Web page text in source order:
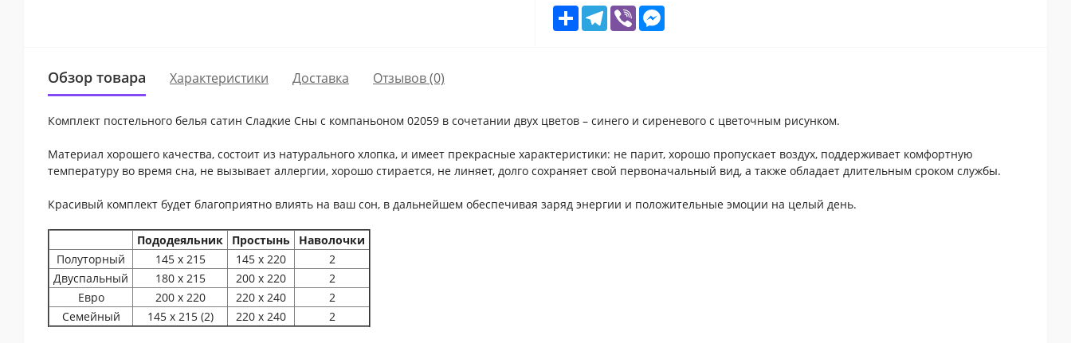
Share Telegram
Viber
Обзор товара Характеристики Доставка Отзывов (0)
Комплект постельного белья сатин Сладкие Сны с компаньоном 02059 в сочетании двух цветов – синего и сиреневого с цветочным рисунком.
Материал хорошего качества, состоит из натурального хлопка, и имеет прекрасные характеристики: не парит, хорошо пропускает воздух, поддерживает комфортную
температуру во время сна, не вызывает аллергии, хорошо стирается, не линяет, долго сохраняет свой первоначальный вид, а также обладает длительным сроком службы.
Красивый комплект будет благоприятно влиять на ваш сон, в дальнейшем обеспечивая заряд энергии и положительные эмоции на целый день.
Пододеяльник Простынь
Наволочки
Полуторный
145 х 215 145 х 220
2
Двуспальный
180 х 215 200 х 220
2
Евро
200 х 220 220 х 240
2
Семейный
145 х 215 (2) 220 х 240 2